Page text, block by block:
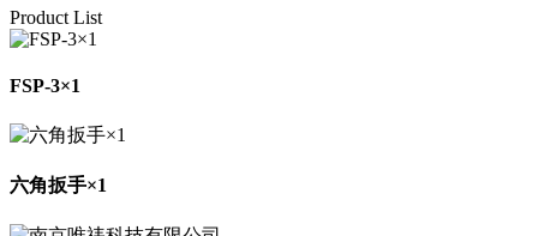
Product List
FSP-3×1
六角扳手×1